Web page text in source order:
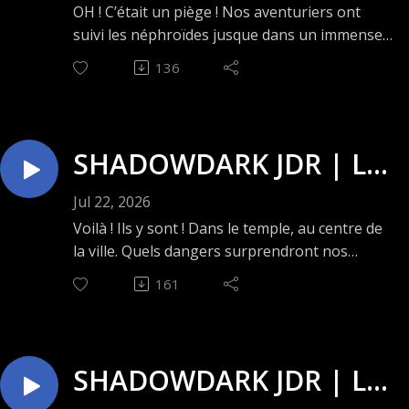
Épisode 51 : Dans les
tentacules du poulpe
OH ! C’était un piège ! Nos aventuriers ont
suivi les néphroïdes jusque dans un immense
bassin intérieur. Là, une créature tout aussi
titanesque attendait impatiemment la venue
retordre à notre groupe d’aventuriers.
Bonne écoute ! 😄
136
SHADOWDARK JDR | Le
secret du Rocher Noir –
Épisode 50 : Dans le
temple du roi des
Jul 22, 2026
Voilà ! Ils y sont ! Dans le temple, au centre de
la ville. Quels dangers surprendront nos
aventuriers dans chaque recoin de cet endroit
ancestral ? Une chose est sûre : il y aura
161
SHADOWDARK JDR | Le